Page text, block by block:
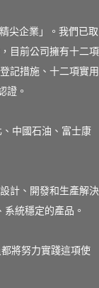
尖企業」。我們已取
目前公司擁有十二項
記措施、十二項實用
證。
中國石油、富士康
計、開發和生產解決
統穩定的產品。
將努力實踐這項使